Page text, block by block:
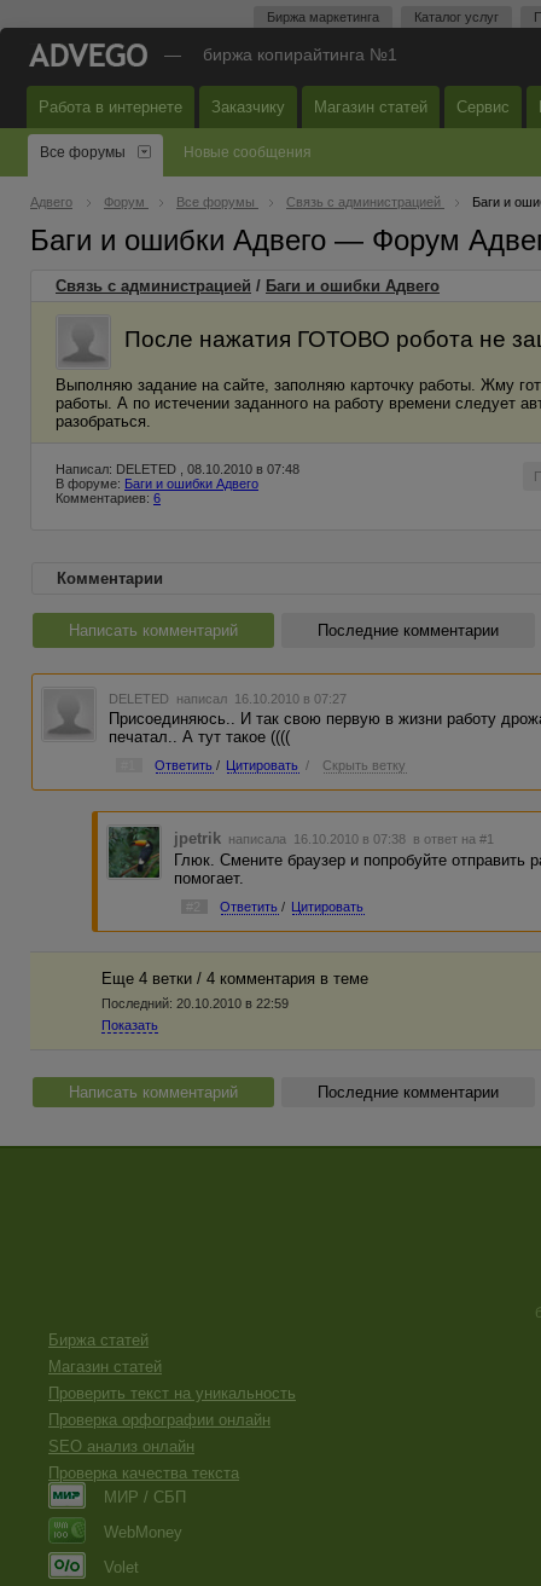
Биржа маркетинга Каталог услуг
— биржа копирайтинга №1
Работа в интернете Заказчику Магазин статей Сервис
Все форумы Новые сообщения
Адвего Форум Все форумы Связь с администрацией Баги и
Баги и ошибки Адвего — Форум
Связь с администрацией / Баги и ошибки Адвего
После нажатия ГОТОВО робота не
Выполняю задание на сайте, заполняю карточку работы. Жму
работы. А по истечении заданного на работу времени следует
разобраться.
Написал: DELETED , 08.10.2010 в 07:48
В форуме: Баги и ошибки Адвего
Комментариев: 6
Комментарии
Написать комментарий Последние комментарии
DELETED написал 16.10.2010 в 07:27
Присоединяюсь.. И так свою первую в жизни работу
печатал.. А тут такое ((((
Ответить / Цитировать / Скрыть ветку
jpetrik написала 16.10.2010 в 07:38 в ответ на #1
Глюк. Смените браузер и попробуйте отправить
помогает.
Ответить / Цитировать
Еще 4 ветки / 4 комментария в темe
Последний: 20.10.2010 в 22:59
Показать
Написать комментарий Последние комментарии
Биржа статей
Магазин статей
Проверить текст на уникальность
Проверка орфографии онлайн
SEO анализ онлайн
Проверка качества текста
МИР / СБП
WebMoney
Volet